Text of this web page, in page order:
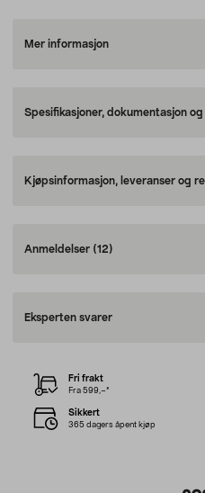
Mer informasjon
Spesifikasjoner, dokumentasjon
Kjøpsinformasjon, leveranser og
Anmeldelser (12)
Eksperten svarer
Fri frakt
Fra 599,–*
Sikkert
365 dagers åpent kjøp